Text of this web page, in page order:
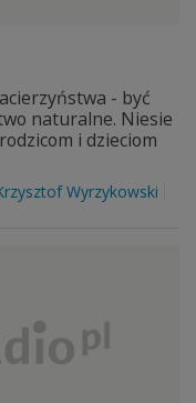
- być
naturalne. Niesie
i dzieciom
Wyrzykowski